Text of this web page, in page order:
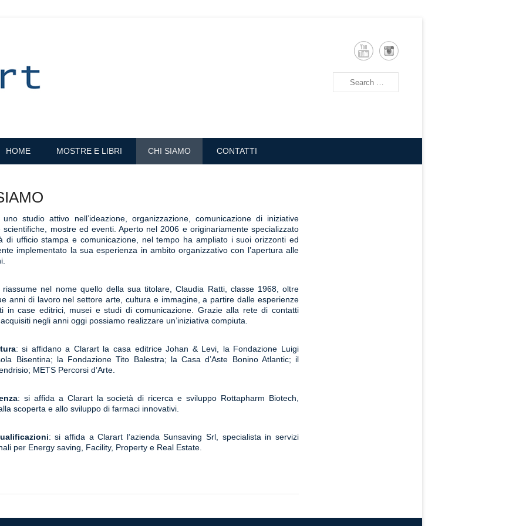
HOME
MOSTRE E LIBRI CHI SIAMO CONTATTI
studio attivo nell’ideazione, organizzazione, comunicazione di iniziative
scientifiche, mostre ed eventi. Aperto nel 2006 e originariamente specializzato
di ufficio stampa e comunicazione, nel tempo ha ampliato i suoi orizzonti ed
implementato la sua esperienza in ambito organizzativo con l’apertura alle
riassume nel nome quello della sua titolare, Claudia Ratti, classe 1968, oltre
anni di lavoro nel settore arte, cultura e immagine, a partire dalle esperienze
in case editrici, musei e studi di comunicazione. Grazie alla rete di contatti
negli anni oggi possiamo realizzare un’iniziativa compiuta.
: si affidano a Clarart la casa editrice Johan & Levi, la Fondazione Luigi
Bisentina; la Fondazione Tito Balestra; la Casa d’Aste Bonino Atlantic; il
METS Percorsi d’Arte.
: si affida a Clarart la società di ricerca e sviluppo Rottapharm Biotech,
scoperta e allo sviluppo di farmaci innovativi.
: si affida a Clarart l’azienda Sunsaving Srl, specialista in servizi
per Energy saving, Facility, Property e Real Estate.